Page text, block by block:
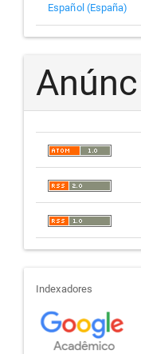
Español (España)
Indexadores